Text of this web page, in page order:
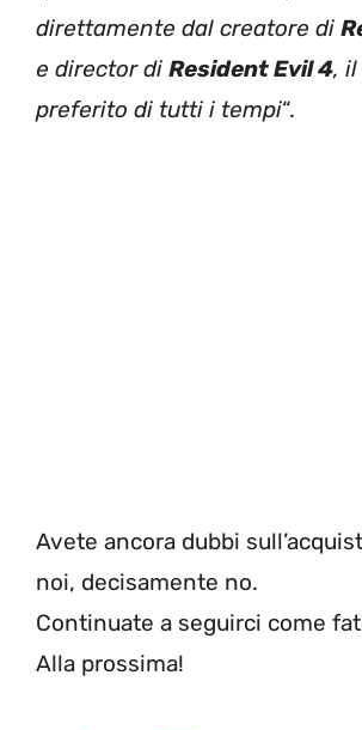
direttamente dal creatore di
e director di Resident Evil 4, il
preferito di tutti i tempi“.
Avete ancora dubbi
noi, decisamente no.
Continuate a seguirci come
Alla prossima!